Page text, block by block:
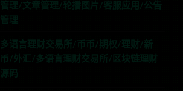
管理/文章管理/轮播图片/客服应用/公告
管理
多语言理财交易所/币币/期权/理财/新
币/外汇/多语言理财交易所/区块链理财
源码